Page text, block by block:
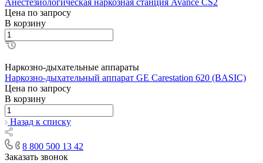
Анестезиологическая наркозная станция Avance CS2
Цена по запросу
В корзину
Наркозно-дыхательные аппараты
Наркозно-дыхательный аппарат GE Carestation 620 (BASIC)
Цена по запросу
В корзину
Назад к списку
8 800 500 13 42
Заказать звонок